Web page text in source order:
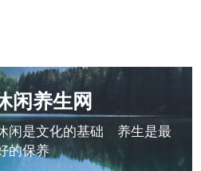
闲养生网
闲是文化的基础 养生是最
的保养